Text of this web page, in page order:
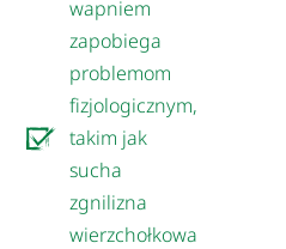
wapniem
zapobiega
problemom
fizjologicznym,
takim jak
sucha
zgnilizna
wierzchołkowa